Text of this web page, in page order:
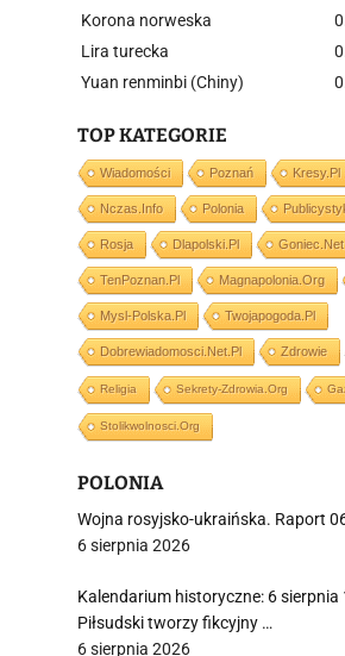
Korona norweska
Lira turecka
Yuan renminbi (Chiny)
TOP KATEGORIE
Wiadomości Poznań Kresy.pl
Nczas.info Polonia
Rosja Dlapolski.pl Goniec.net
TenPoznan.pl Magnapolonia.org
Mysl-Polska.pl Twojapogoda.pl
Dobrewiadomosci.net.pl Zdrowie
Religia Sekrety-Zdrowia.org
Stolikwolnosci.org
POLONIA
Wojna rosyjsko-ukraińska. Raport
6 sierpnia 2026
Kalendarium historyczne: 6
Piłsudski tworzy fikcyjny …
6 sierpnia 2026